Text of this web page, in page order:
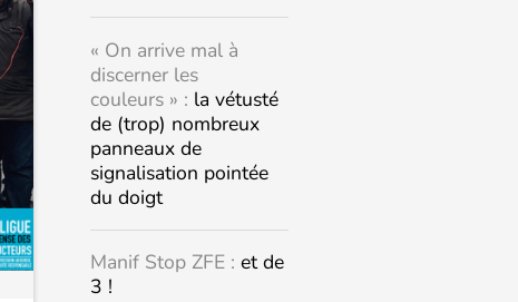
« On arrive mal à
discerner les
couleurs » : la vétusté
de (trop) nombreux
panneaux de
signalisation pointée
du doigt
Manif Stop ZFE : et de
3 !